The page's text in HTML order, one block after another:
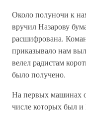
Около полуночи к
вручил Назарову
расшифрована.
приказывало нам
велел радистам
было получено.
На первых машинах
числе которых был